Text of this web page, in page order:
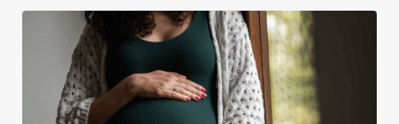
zo’n droge mond hebt. Mogelijk herken jij jezelf
hierin.